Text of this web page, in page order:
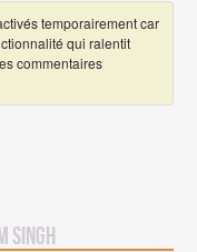
temporairement car
qui ralentit
commentaires
Singh